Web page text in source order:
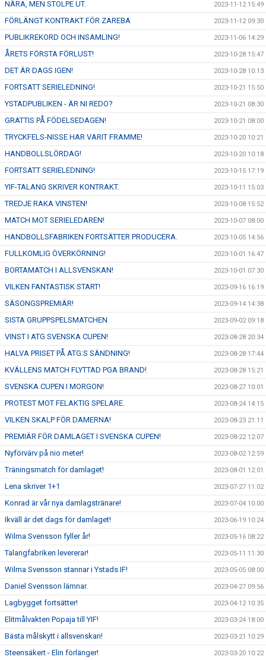
NÄRA, MEN STOLPE UT. 2023-11-12 15:49
FÖRLÄNGT KONTRAKT FÖR ZAREBA 2023-11-12 09:30
PUBLIKREKORD OCH INSAMLING! 2023-11-06 14:29
ÅRETS FÖRSTA FÖRLUST! 2023-10-28 15:47
DET ÄR DAGS IGEN! 2023-10-28 10:13
FORTSATT SERIELEDNING! 2023-10-21 15:50
YSTADPUBLIKEN - ÄR NI REDO? 2023-10-21 08:30
GRATTIS PÅ FÖDELSEDAGEN! 2023-10-21 08:00
TRYCKFELS-NISSE HAR VARIT FRAMME! 2023-10-20 10:21
HANDBOLLSLÖRDAG! 2023-10-20 10:18
FORTSATT SERIELEDNING! 2023-10-15 17:19
YIF-TALANG SKRIVER KONTRAKT. 2023-10-11 15:03
TREDJE RAKA VINSTEN! 2023-10-08 15:52
MATCH MOT SERIELEDAREN! 2023-10-07 08:00
HANDBOLLSFABRIKEN FORTSÄTTER PRODUCERA. 2023-10-05 14:56
FULLKOMLIG ÖVERKÖRNING! 2023-10-01 16:47
BORTAMATCH I ALLSVENSKAN! 2023-10-01 07:30
VILKEN FANTASTISK START! 2023-09-16 16:19
SÄSONGSPREMIÄR! 2023-09-14 14:38
SISTA GRUPPSPELSMATCHEN 2023-09-02 09:18
VINST I ATG SVENSKA CUPEN! 2023-08-28 20:34
HALVA PRISET PÅ ATG:S SÄNDNING! 2023-08-28 17:44
KVÄLLENS MATCH FLYTTAD PGA BRAND! 2023-08-28 15:21
SVENSKA CUPEN I MORGON! 2023-08-27 10:01
PROTEST MOT FELAKTIG SPELARE. 2023-08-24 14:15
VILKEN SKALP FÖR DAMERNA! 2023-08-23 21:11
PREMIÄR FÖR DAMLAGET I SVENSKA CUPEN! 2023-08-22 12:07
Nyförvärv på nio meter! 2023-08-02 12:59
Träningsmatch för damlaget! 2023-08-01 12:01
Lena skriver 1+1 2023-07-27 11:02
Konrad är vår nya damlagstränare! 2023-07-04 10:00
Ikväll är det dags för damlaget! 2023-06-19 10:24
Wilma Svensson fyller år! 2023-05-16 08:22
Talangfabriken levererar! 2023-05-11 11:30
Wilma Svensson stannar i Ystads IF! 2023-05-05 08:00
Daniel Svensson lämnar. 2023-04-27 09:56
Lagbygget fortsätter! 2023-04-12 10:35
Elitmålvakten Popaja till YIF! 2023-03-24 18:00
Bästa målskytt i allsvenskan! 2023-03-21 10:29
Steensäkert - Elin förlänger! 2023-03-20 10:22